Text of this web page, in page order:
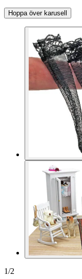
Hoppa över karusell
1/2